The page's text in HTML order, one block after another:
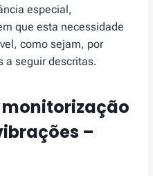
especial,
que esta necessidade
como sejam, por
a seguir descritas.
monitorização
–